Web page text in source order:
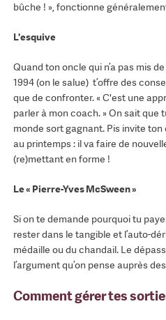
bûche ! », fonctionne
L'esquive
Quand ton oncle qui n’a pas mis
1994 (on le salue) t’offre des
que de confronter. « C'est une
parler à mon coach. » On sait que
monde sort gagnant. Pis invite ton
au printemps : il va faire de
(re)mettant en forme !
Le « Pierre-Yves McSween »
Si on te demande pourquoi tu
rester dans le tangible et l’auto-
médaille ou du chandail. Le
l’argument qu’on pense auprès
Comment gérer tes